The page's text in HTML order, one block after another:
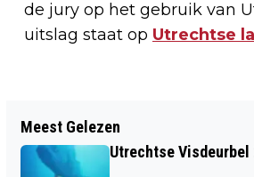
de jury op het gebruik van
uitslag staat op Utrechtse
IN 10 JAAR BIJNA 90
BOETES VOOR RIJDEN
Meest Gelezen
Utrechtse